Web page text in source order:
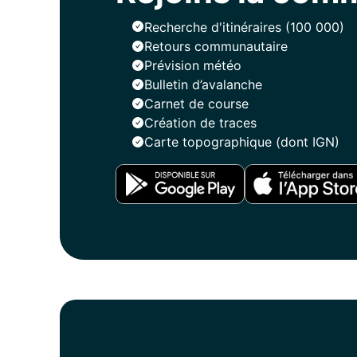
Rejoins la
Whympr
Recherche d'itinéraires (100 000)
Retours communautaire
Prévision météo